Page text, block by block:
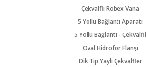
Çekvalfli Robex Vana
5 Yollu Bağlantı Aparatı
5 Yollu Bağlantı - Çekvalfli
Oval Hidrofor Flanşı
Dik Tip Yaylı Çekvalfler